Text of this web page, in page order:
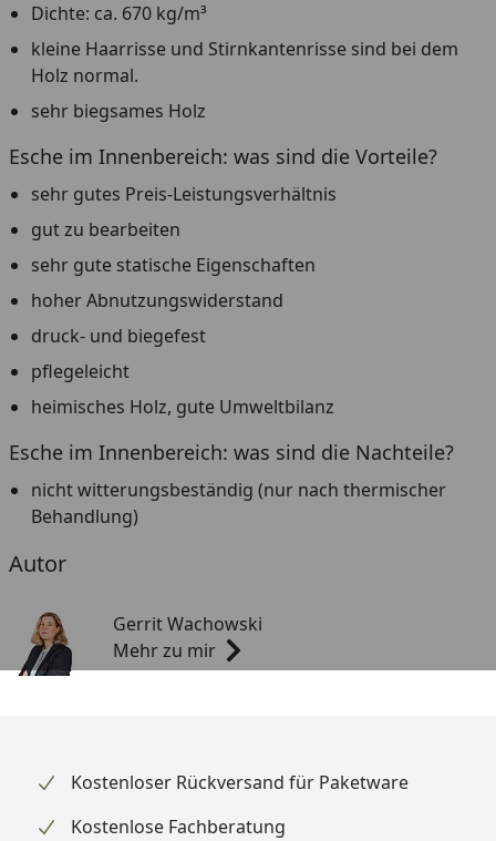
Dichte: ca. 670 kg/m³
kleine Haarrisse und Stirnkantenrisse sind bei dem
Holz normal.
sehr biegsames Holz
Esche im Innenbereich: was sind die Vorteile?
sehr gutes Preis-Leistungsverhältnis
gut zu bearbeiten
sehr gute statische Eigenschaften
hoher Abnutzungswiderstand
druck- und biegefest
pflegeleicht
heimisches Holz, gute Umweltbilanz
Esche im Innenbereich: was sind die Nachteile?
nicht witterungsbeständig (nur nach thermischer
Behandlung)
Autor
Gerrit Wachowski
Mehr zu mir
Kostenloser Rückversand für Paketware
Kostenlose Fachberatung